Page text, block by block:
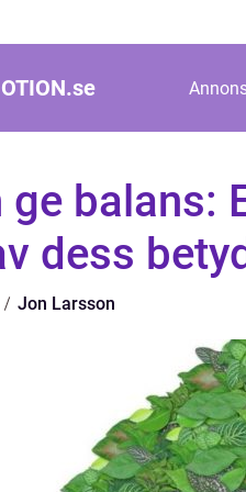
se
ge balans:
dess
Jon Larsson